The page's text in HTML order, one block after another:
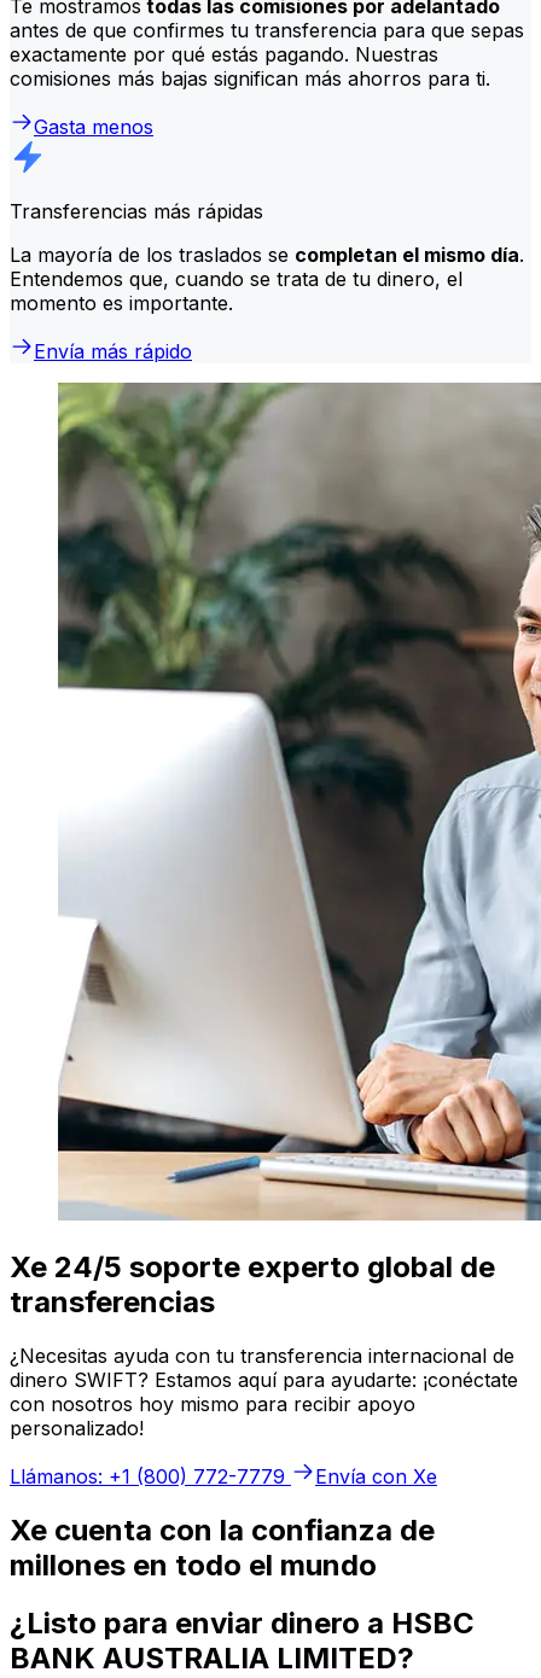
Te mostramos todas las comisiones por adelantado
antes de que confirmes tu transferencia para que sepas
exactamente por qué estás pagando. Nuestras
comisiones más bajas significan más ahorros para ti.
Gasta menos
Transferencias más rápidas
La mayoría de los traslados se completan el mismo día.
Entendemos que, cuando se trata de tu dinero, el
momento es importante.
Envía más rápido
Xe 24/5 soporte experto global de
transferencias
¿Necesitas ayuda con tu transferencia internacional de
dinero SWIFT? Estamos aquí para ayudarte: ¡conéctate
con nosotros hoy mismo para recibir apoyo
personalizado!
Llámanos: +1 (800) 772-7779
Envía con Xe
Xe cuenta con la confianza de
millones en todo el mundo
¿Listo para enviar dinero a HSBC
BANK AUSTRALIA LIMITED?